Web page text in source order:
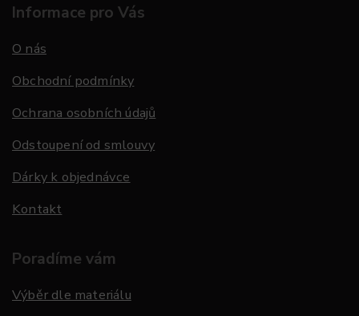
Informace pro Vás
O nás
Obchodní podmínky
Ochrana osobních údajů
Odstoupení od smlouvy
Dárky k objednávce
Kontakt
Poradíme vám
Výběr dle materiálu